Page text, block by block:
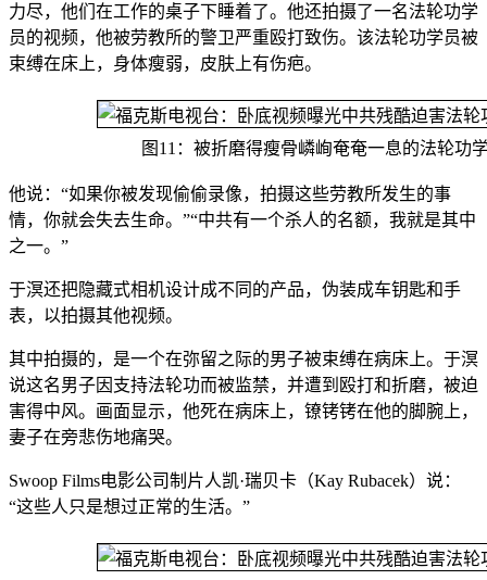
力尽，他们在工作的桌子下睡着了。他还拍摄了一名法轮功学
员的视频，他被劳教所的警卫严重殴打致伤。该法轮功学员被
束缚在床上，身体瘦弱，皮肤上有伤疤。
图11：被折磨得瘦骨嶙峋奄奄一息的法轮功
他说：“如果你被发现偷偷录像，拍摄这些劳教所发生的事
情，你就会失去生命。”“中共有一个杀人的名额，我就是其中
之一。”
于溟还把隐藏式相机设计成不同的产品，伪装成车钥匙和手
表，以拍摄其他视频。
其中拍摄的，是一个在弥留之际的男子被束缚在病床上。于溟
说这名男子因支持法轮功而被监禁，并遭到殴打和折磨，被迫
害得中风。画面显示，他死在病床上，镣铐铐在他的脚腕上，
妻子在旁悲伤地痛哭。
Swoop Films电影公司制片人凯·瑞贝卡（Kay Rubacek）说：
“这些人只是想过正常的生活。”